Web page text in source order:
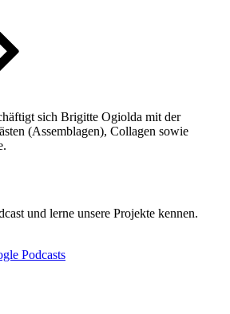
sich Brigitte Ogiolda mit der
(Assemblagen), Collagen sowie
und lerne unsere Projekte kennen.
Podcasts